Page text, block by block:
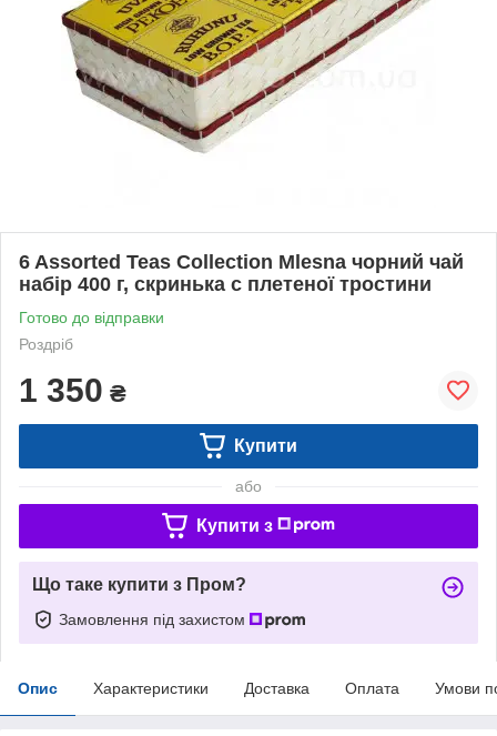
6 Assorted Teas Collection Mlesna чорний чай
набір 400 г, скринька с плетеної тростини
Готово до відправки
Роздріб
1 350 ₴
Купити
або
Купити з
Що таке купити з Пром?
Замовлення під захистом
Опис Характеристики Доставка Оплата Умови